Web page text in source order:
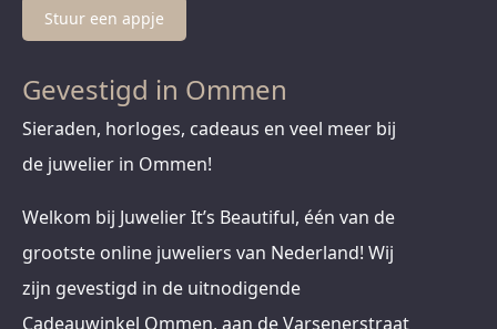
Stuur een appje
Gevestigd in Ommen
Sieraden, horloges, cadeaus en veel meer bij
de juwelier in Ommen!
Welkom bij Juwelier It’s Beautiful, één van de
grootste online juweliers van Nederland! Wij
zijn gevestigd in de uitnodigende
Cadeauwinkel Ommen, aan de Varsenerstraat